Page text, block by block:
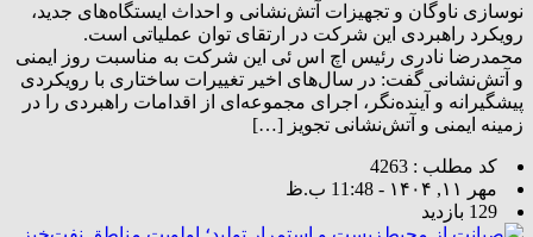
نوسازی ناوگان و تجهیزات آتش‌نشانی و احداث ایستگاه‌های جدید،
رویکرد راهبردی این شرکت در ارتقای توان عملیاتی است.
محمدرضا نادری رئیس اچ اس ئی این شرکت به مناسبت روز ایمنی
و آتش‌نشانی گفت: در سال‌های اخیر تغییرات ساختاری با رویکردی
پیشگیرانه و آینده‌نگر، اجرای مجموعه‌ای از اقدامات راهبردی را در
زمینه ایمنی و آتش‌نشانی تجویز […]
کد مطلب : 4263
مهر ۱۱, ۱۴۰۴ - 11:48 ب.ظ
129 بازدید